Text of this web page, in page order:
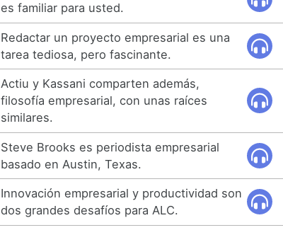
es familiar para usted.
Redactar un proyecto empresarial es una
tarea tediosa, pero fascinante.
Actiu y Kassani comparten además,
filosofía empresarial, con unas raíces
similares.
Steve Brooks es periodista empresarial
basado en Austin, Texas.
Innovación empresarial y productividad son
dos grandes desafíos para ALC.